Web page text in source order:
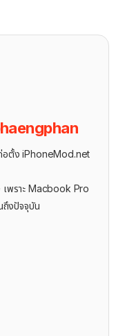
อตั้ง iPhoneMod.net
พราะ Macbook Pro
ถึงปัจจุบัน